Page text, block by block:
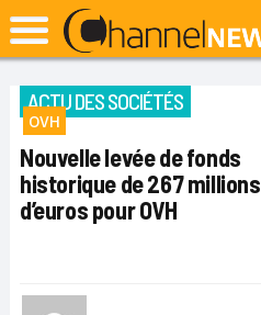
ACTU DES SOCIÉTÉS
OVH
Nouvelle levée de fonds
historique de 267 millions
d’euros pour OVH